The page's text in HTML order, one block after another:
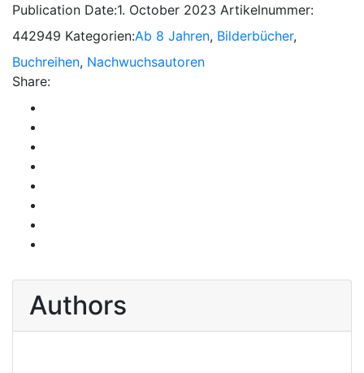
Publication Date:1. October 2023 Artikelnummer:
442949 Kategorien:Ab 8 Jahren, Bilderbücher,
Buchreihen, Nachwuchsautoren
Share:
Authors